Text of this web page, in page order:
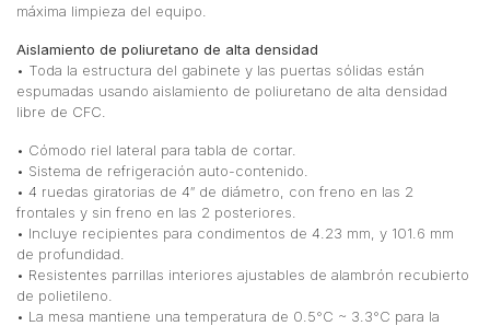
máxima limpieza del equipo.
Aislamiento de poliuretano de alta densidad
• Toda la estructura del gabinete y las puertas sólidas están
espumadas usando aislamiento de poliuretano de alta densidad
libre de CFC.
• Cómodo riel lateral para tabla de cortar.
• Sistema de refrigeración auto-contenido.
• 4 ruedas giratorias de 4″ de diámetro, con freno en las 2
frontales y sin freno en las 2 posteriores.
• Incluye recipientes para condimentos de 4.23 mm, y 101.6 mm
de profundidad.
• Resistentes parrillas interiores ajustables de alambrón recubierto
de polietileno.
• La mesa mantiene una temperatura de 0.5°C ~ 3.3°C para la